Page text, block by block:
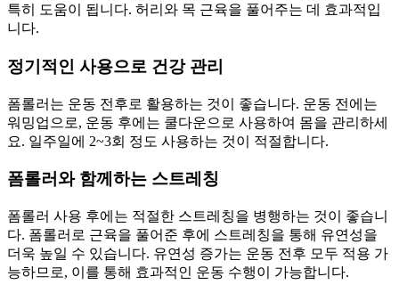
특히 도움이 됩니다. 허리와 목 근육을 풀어주는 데 효과적입
니다.
정기적인 사용으로 건강 관리
폼롤러는 운동 전후로 활용하는 것이 좋습니다. 운동 전에는
워밍업으로, 운동 후에는 쿨다운으로 사용하여 몸을 관리하세
요. 일주일에 2~3회 정도 사용하는 것이 적절합니다.
폼롤러와 함께하는 스트레칭
폼롤러 사용 후에는 적절한 스트레칭을 병행하는 것이 좋습니
다. 폼롤러로 근육을 풀어준 후에 스트레칭을 통해 유연성을
더욱 높일 수 있습니다. 유연성 증가는 운동 전후 모두 적용 가
능하므로, 이를 통해 효과적인 운동 수행이 가능합니다.